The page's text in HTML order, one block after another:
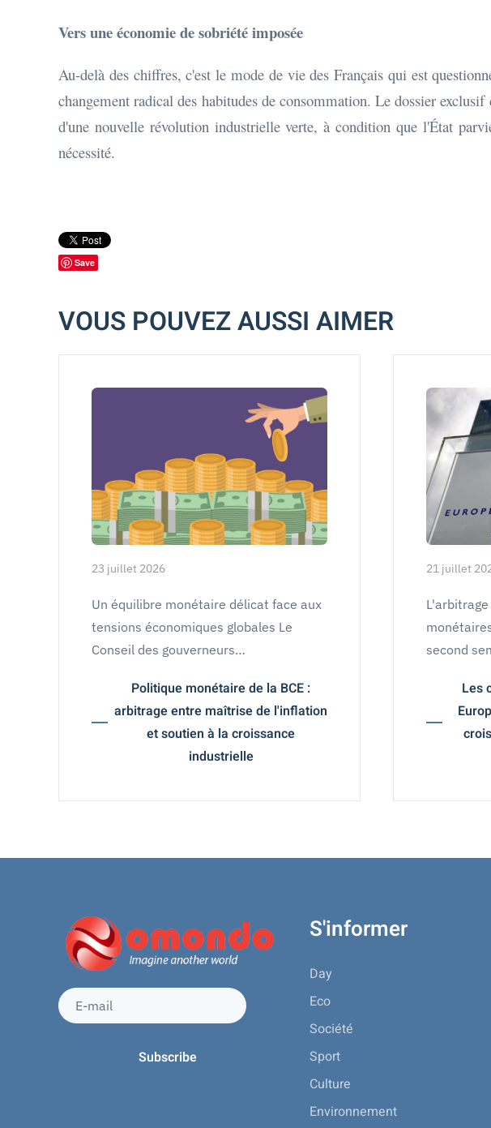
Vers une économie de sobriété imposée
Au-delà des chiffres, c'est le mode de vie des Français qui est
changement radical des habitudes de consommation. Le dossier exclusif
d'une nouvelle révolution industrielle verte, à condition que l'État
nécessité.
Save
VOUS POUVEZ AUSSI AIMER
23 juillet 2026
Un équilibre monétaire délicat face aux
tensions économiques globales Le
Conseil des gouverneurs…
Politique monétaire de la BCE :
arbitrage entre maîtrise de l'inflation
et soutien à la croissance
industrielle
21 juillet
second
Les
S'informer
Day
Eco
Société
Sport
Culture
Environnement